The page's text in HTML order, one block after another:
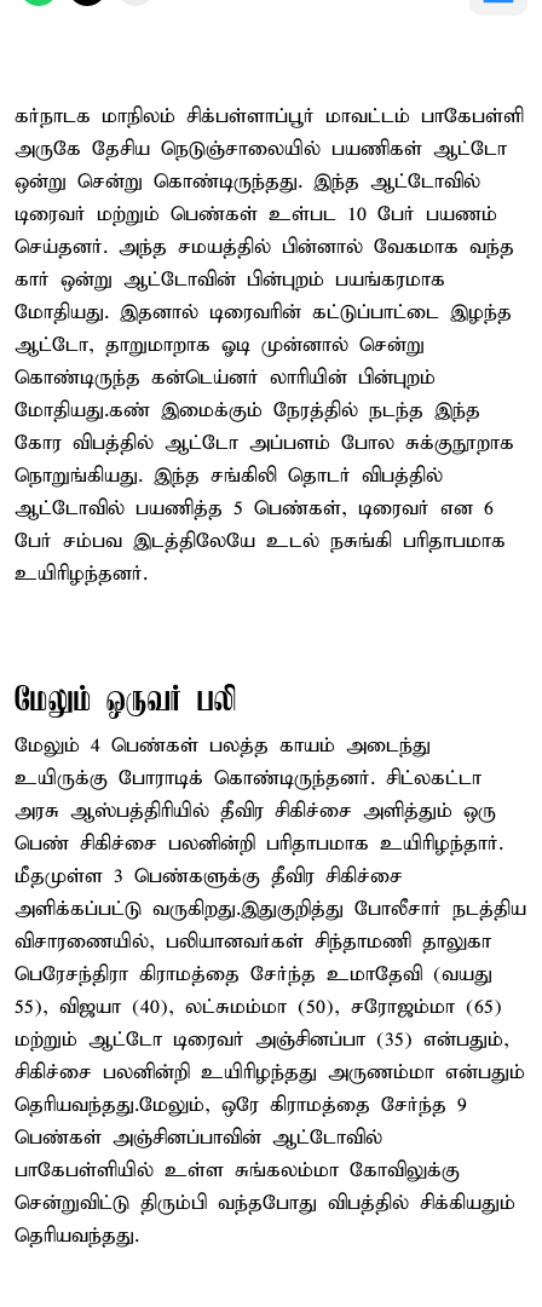
கர்நாடக மாநிலம் சிக்பள்ளாப்பூர் மாவட்டம் பாகேபள்ளி
அருகே தேசிய நெடுஞ்சாலையில் பயணிகள் ஆட்டோ
ஒன்று சென்று கொண்டிருந்தது. இந்த ஆட்டோவில்
டிரைவர் மற்றும் பெண்கள் உள்பட 10 பேர் பயணம்
செய்தனர். அந்த சமயத்தில் பின்னால் வேகமாக வந்த
கார் ஒன்று ஆட்டோவின் பின்புறம் பயங்கரமாக
மோதியது. இதனால் டிரைவரின் கட்டுப்பாட்டை இழந்த
ஆட்டோ, தாறுமாறாக ஓடி முன்னால் சென்று
கொண்டிருந்த கன்டெய்னர் லாரியின் பின்புறம்
மோதியது.கண் இமைக்கும் நேரத்தில் நடந்த இந்த
கோர விபத்தில் ஆட்டோ அப்பளம் போல சுக்குநூறாக
நொறுங்கியது. இந்த சங்கிலி தொடர் விபத்தில்
ஆட்டோவில் பயணித்த 5 பெண்கள், டிரைவர் என 6
பேர் சம்பவ இடத்திலேயே உடல் நசுங்கி பரிதாபமாக
உயிரிழந்தனர்.
மேலும் ஒருவர் பலி
மேலும் 4 பெண்கள் பலத்த காயம் அடைந்து
உயிருக்கு போராடிக் கொண்டிருந்தனர். சிட்லகட்டா
அரசு ஆஸ்பத்திரியில் தீவிர சிகிச்சை அளித்தும் ஒரு
பெண் சிகிச்சை பலனின்றி பரிதாபமாக உயிரிழந்தார்.
மீதமுள்ள 3 பெண்களுக்கு தீவிர சிகிச்சை
அளிக்கப்பட்டு வருகிறது.இதுகுறித்து போலீசார் நடத்திய
விசாரணையில், பலியானவர்கள் சிந்தாமணி தாலுகா
பெரேசந்திரா கிராமத்தை சேர்ந்த உமாதேவி (வயது
55), விஜயா (40), லட்சுமம்மா (50), சரோஜம்மா (65)
மற்றும் ஆட்டோ டிரைவர் அஞ்சினப்பா (35) என்பதும்,
சிகிச்சை பலனின்றி உயிரிழந்தது அருணம்மா என்பதும்
தெரியவந்தது.மேலும், ஒரே கிராமத்தை சேர்ந்த 9
பெண்கள் அஞ்சினப்பாவின் ஆட்டோவில்
பாகேபள்ளியில் உள்ள சுங்கலம்மா கோவிலுக்கு
சென்றுவிட்டு திரும்பி வந்தபோது விபத்தில் சிக்கியதும்
தெரியவந்தது.